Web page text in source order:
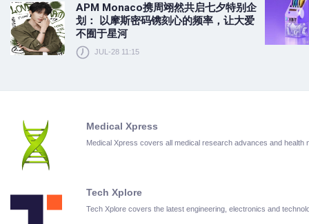
APM Monaco携周翊然共启七夕特别企
划： 以摩斯密码镌刻心的频率，让大爱
不囿于星河
JUL-28 11:15
Medical Xpress
Medical Xpress covers all medical research advances and health
Tech Xplore
Tech Xplore covers the latest engineering, electronics and